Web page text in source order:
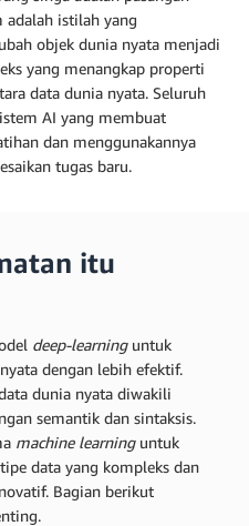
adalah istilah yang
objek dunia nyata menjadi
yang menangkap properti
data dunia nyata. Seluruh
AI yang membuat
dan menggunakannya
tugas baru.
itu
deep-learning untuk
dengan lebih efektif.
dunia nyata diwakili
semantik dan sintaksis.
machine learning untuk
data yang kompleks dan
Bagian berikut